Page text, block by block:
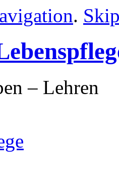
.
– Lehren